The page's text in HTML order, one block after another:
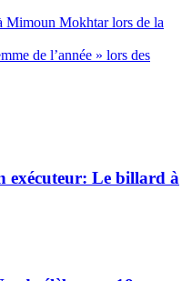
Mimoun Mokhtar lors de la
de l’année » lors des
exécuteur: Le billard à